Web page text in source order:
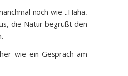
noch wie „Haha,
die Natur begrüßt den
wie ein Gespräch am